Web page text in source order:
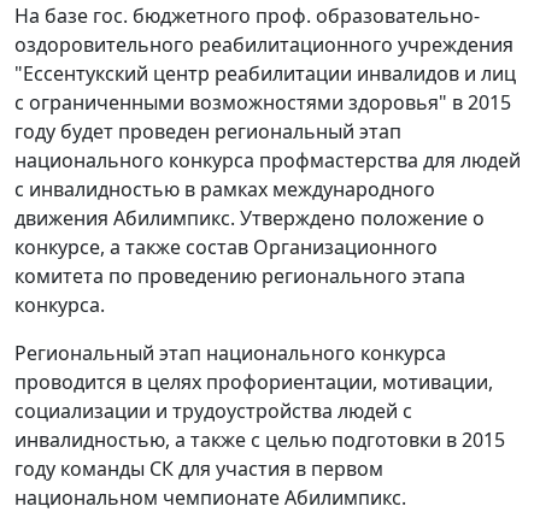
На базе гос. бюджетного проф. образовательно-
оздоровительного реабилитационного учреждения
"Ессентукский центр реабилитации инвалидов и лиц
с ограниченными возможностями здоровья" в 2015
году будет проведен региональный этап
национального конкурса профмастерства для людей
с инвалидностью в рамках международного
движения Абилимпикс. Утверждено положение о
конкурсе, а также состав Организационного
комитета по проведению регионального этапа
конкурса.
Региональный этап национального конкурса
проводится в целях профориентации, мотивации,
социализации и трудоустройства людей с
инвалидностью, а также с целью подготовки в 2015
году команды СК для участия в первом
национальном чемпионате Абилимпикс.